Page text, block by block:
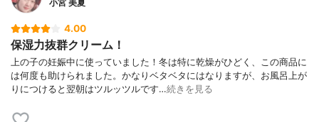
小宮 美夏
4.00
保湿力抜群クリーム！
上の子の妊娠中に使っていました！冬は特に乾燥がひどく、この商品に
は何度も助けられました。かなりベタベタにはなりますが、お風呂上が
りにつけると翌朝はツルッツルです…続きを見る